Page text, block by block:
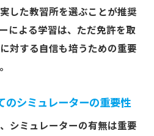
した教習所を選ぶことが推奨
による学習は、ただ免許を取
対する自信も培うための重要
のシミュレーターの重要性
シミュレーターの有無は重要